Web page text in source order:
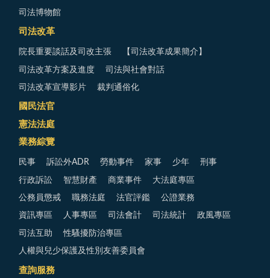
司法博物館
司法改革
院長重要談話及司改主張 【司法改革成果簡介】
司法改革方案及進度 司法與社會對話
司法改革宣導影片 裁判通俗化
國民法官
憲法法庭
業務綜覽
民事 訴訟外ADR 勞動事件 家事 少年 刑事
行政訴訟 智慧財產 商業事件 大法庭專區
公務員懲戒 職務法庭 法官評鑑 公證業務
資訊專區 人事專區 司法會計 司法統計 政風專區
司法互助 性騷擾防治專區
人權與兒少保護及性別友善委員會
查詢服務